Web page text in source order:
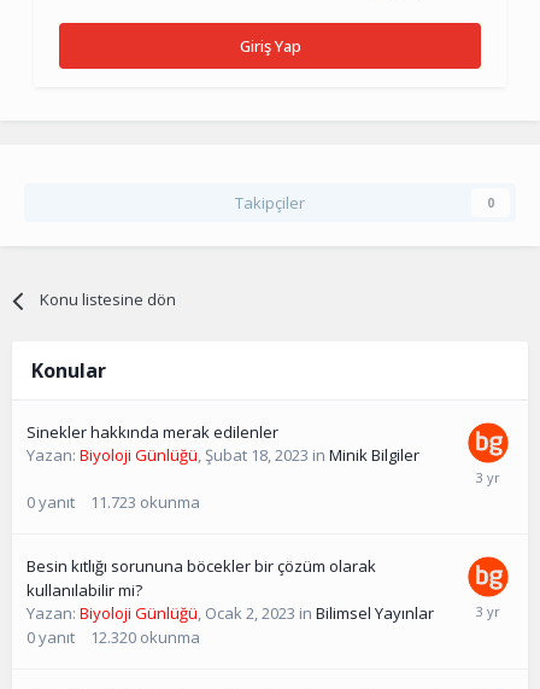
Giriş Yap
Takipçiler 0
Konu listesine dön
Konular
Sinekler hakkında merak edilenler
Yazan: Biyoloji Günlüğü,Şubat 18, 2023 in Minik Bilgiler
0yanıt 11.723 okunma
Besin kıtlığı sorununa böcekler bir çözüm olarak
kullanılabilir mi?
Yazan: Biyoloji Günlüğü, Ocak 2, 2023 in Bilimsel Yayınlar
0yanıt 12.320 okunma